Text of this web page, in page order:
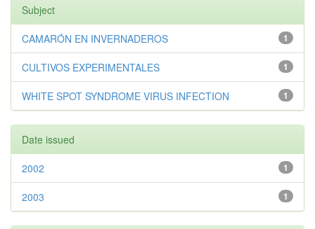
Subject
1
CAMARÓN EN INVERNADEROS
1
CULTIVOS EXPERIMENTALES
1
WHITE SPOT SYNDROME VIRUS INFECTION
Date issued
1
2002
1
2003